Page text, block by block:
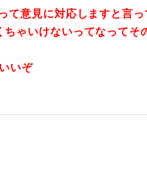
て意見に対応しますと言
ゃいけないってなってそ
いぞ